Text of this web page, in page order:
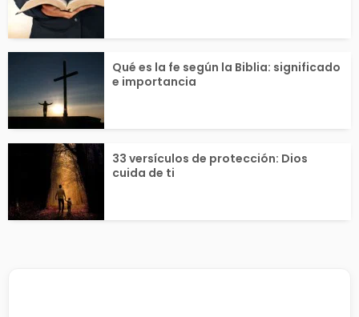
Qué es la fe según la Biblia: significado
e importancia
33 versículos de protección: Dios
cuida de ti